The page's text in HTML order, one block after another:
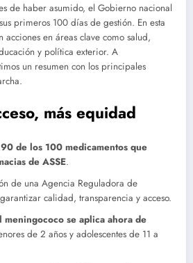
de haber asumido, el Gobierno nacional
primeros 100 días de gestión. En esta
acciones en áreas clave como salud,
y política exterior. A
un resumen con los principales
más equidad
90 de los 100 medicamentos que
de ASSE.
de una Agencia Reguladora de
calidad, transparencia y acceso.
meningococo se aplica ahora de
de 2 años y adolescentes de 11 a